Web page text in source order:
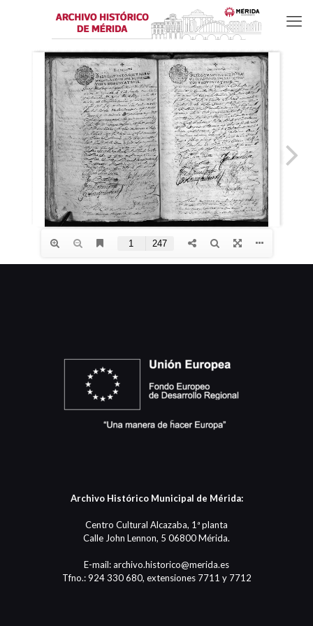
Archivo Histórico Municipal de Mérida:
Centro Cultural Alcazaba, 1ª planta
Calle John Lennon, 5 06800 Mérida.
E-mail: archivo.historico@merida.es
Tfno.: 924 330 680, extensiones 7711 y 7712